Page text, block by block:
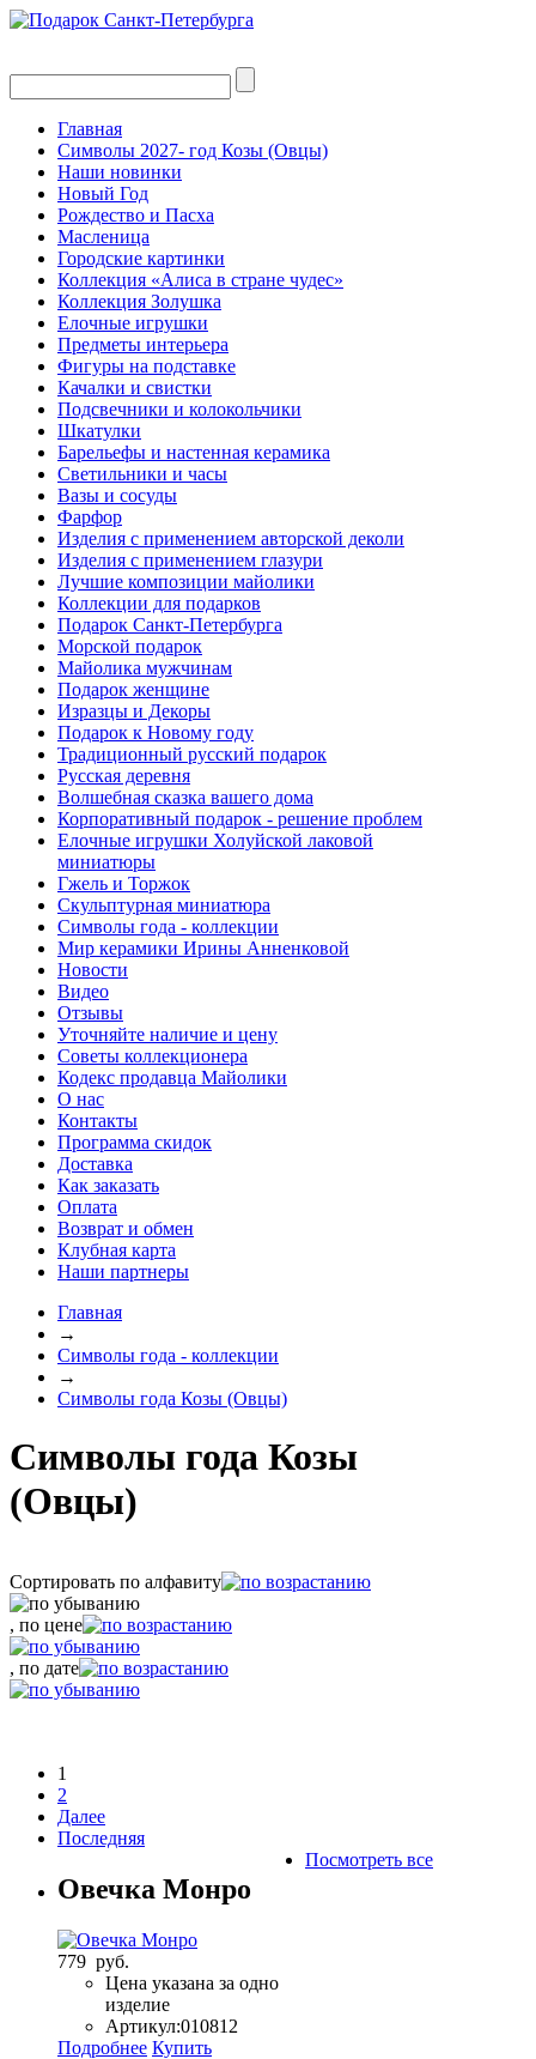
Главная
Символы 2027- год Козы (Овцы)
Наши новинки
Новый Год
Рождество и Пасха
Масленица
Городские картинки
Коллекция «Алиса в стране чудес»
Коллекция Золушка
Елочные игрушки
Предметы интерьера
Фигуры на подставке
Качалки и свистки
Подсвечники и колокольчики
Шкатулки
Барельефы и настенная керамика
Светильники и часы
Вазы и сосуды
Фарфор
Изделия с применением авторской деколи
Изделия с применением глазури
Лучшие композиции майолики
Коллекции для подарков
Подарок Санкт-Петербурга
Морской подарок
Майолика мужчинам
Подарок женщине
Изразцы и Декоры
Подарок к Новому году
Традиционный русский подарок
Русская деревня
Волшебная сказка вашего дома
Корпоративный подарок - решение проблем
Елочные игрушки Холуйской лаковой
миниатюры
Гжель и Торжок
Скульптурная миниатюра
Символы года - коллекции
Мир керамики Ирины Анненковой
Новости
Видео
Отзывы
Уточняйте наличие и цену
Советы коллекционера
Кодекс продавца Майолики
О нас
Контакты
Программа скидок
Доставка
Как заказать
Оплата
Возврат и обмен
Клубная карта
Наши партнеры
Главная
→
Символы года - коллекции
→
Символы года Козы (Овцы)
Символы года Козы
(Овцы)
Сортировать по алфавиту
, по цене
, по дате
1
2
Далее
Последняя
Посмотреть все
Овечка Монро
779 руб.
Цена указана за одно
изделие
Артикул:010812
Подробнее Купить